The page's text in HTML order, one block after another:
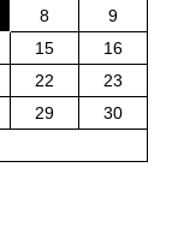
8
9
15
16
22
23
29
30